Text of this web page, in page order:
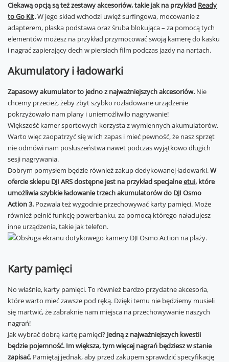
Ciekawą opcją są też zestawy akcesoriów, takie jak na przykład Ready
to Go Kit.W jego skład wchodzi uwięź surfingowa, mocowanie z
adapterem, płaska podstawa oraz śruba blokująca – za pomocą tych
elementów możesz na przykład przymocować swoją kamerę do kasku
i nagrać zapierający dech w piersiach film podczas jazdy na nartach.
Akumulatory i ładowarki
Zapasowy akumulator to jedno z najważniejszych akcesoriów. Nie
chcemy przecież, żeby zbyt szybko rozładowane urządzenie
pokrzyżowało nam plany i uniemożliwiło nagrywanie!
Większość kamer sportowych korzysta z wymiennych akumulatorów.
Warto więc zaopatrzyć się w ich zapas i mieć pewność, że nasz sprzęt
nie odmówi nam posłuszeństwa nawet podczas wyjątkowo długich
sesji nagrywania.
Dobrym pomysłem będzie również zakup dedykowanej ładowarki.W
ofercie sklepu DJI ARS dostępne jest na przykład specjalneetui, które
umożliwia szybkie ładowanie trzech akumulatorów do DJI Osmo
Action 3. Pozwala też wygodnie przechowywać karty pamięci. Może
również pełnić funkcję powerbanku, za pomocą którego naładujesz
inne urządzenia, takie jak telefon.
Karty pamięci
No właśnie, karty pamięci. To również bardzo przydatne akcesoria,
które warto mieć zawsze pod ręką. Dzięki temu nie będziemy musieli
się martwić, że zabraknie nam miejsca na przechowywanie naszych
nagrań!
Jak wybrać dobrą kartę pamięci? Jedną z najważniejszych kwestii
będzie pojemność. Im większa, tym więcej nagrań będziesz w stanie
zapisać. Pamiętaj jednak, aby przed zakupem sprawdzić specyfikację